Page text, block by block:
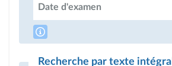
Date d'examen
Recherche par texte intégral